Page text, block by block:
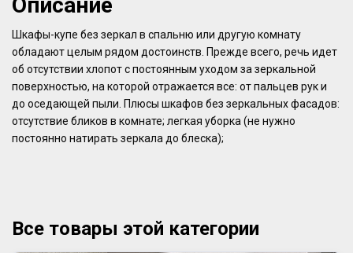
Шкафы-купе без зеркал в спальню или другую комнату
обладают целым рядом достоинств. Прежде всего, речь идет
об отсутствии хлопот с постоянным уходом за зеркальной
поверхностью, на которой отражается все: от пальцев рук и
до оседающей пыли. Плюсы шкафов без зеркальных фасадов:
отсутствие бликов в комнате; легкая уборка (не нужно
постоянно натирать зеркала до блеска);
Все товары этой категории